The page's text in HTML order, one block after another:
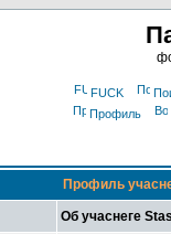
FUCK
Профиль
Профиль
Об учаснеге